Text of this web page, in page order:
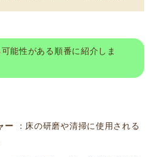
能性がある順番に紹介しま
ー ：床の研磨や清掃に使用される